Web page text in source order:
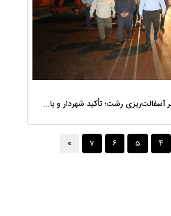
نظارت بامدادی بر آسفالت‌ریزی رشت؛ تأکید شهردار و بازرس کل بر کیفیت اجرای پروژه‌ها